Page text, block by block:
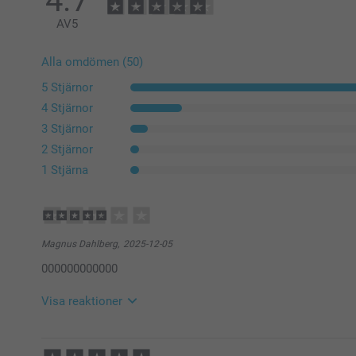
AV5
Alla omdömen (50)
5 Stjärnor
4 Stjärnor
3 Stjärnor
2 Stjärnor
1 Stjärna
Magnus Dahlberg, 2025-12-05
000000000000
Visa reaktioner